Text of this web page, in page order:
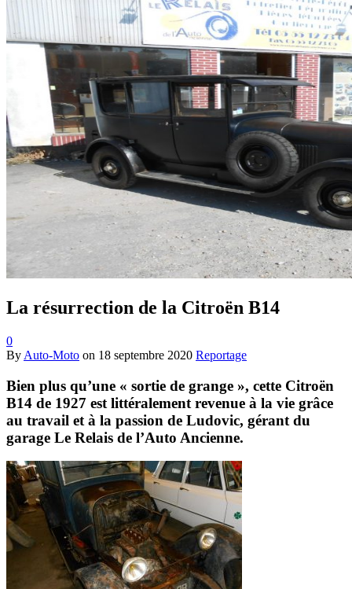
La résurrection de la Citroën B14
0
By Auto-Moto on 18 septembre 2020 Reportage
Bien plus qu’une « sortie de grange », cette Citroën
B14 de 1927 est littéralement revenue à la vie grâce
au travail et à la passion de Ludovic, gérant du
garage Le Relais de l’Auto Ancienne.